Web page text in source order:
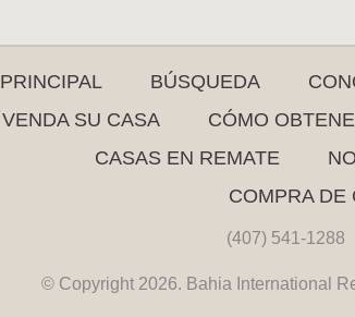
PRINCIPAL BÚSQUEDA
VENDA SU CASA
CÓMO
CASAS EN REMATE
COMPRA DE
(407) 541-1288
© Copyright 2026. Bahia International